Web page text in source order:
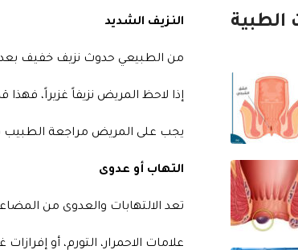
النزيف الشديد
من الطبيعي حدوث نزيف خفيف بعد
إذا لاحظ المريض نزيفاً غزيراً،
يجب على المريض مراجعة الطبيب
التهاب أو عدوى
تعد الالتهابات والعدوى من
علامات الاحمرار، التورم، أو
الطبية